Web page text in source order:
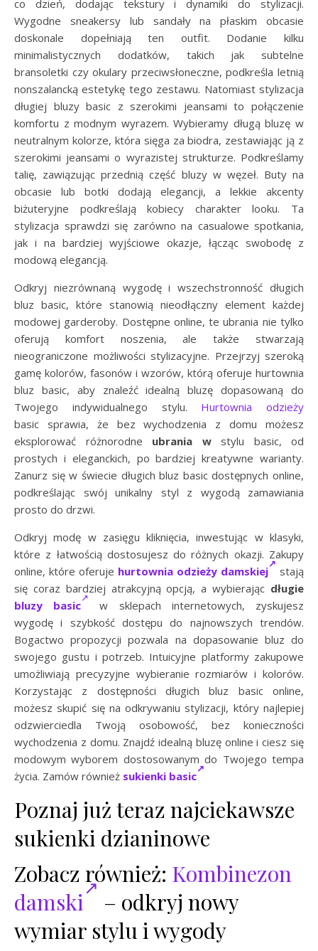
co dzień, dodając tekstury i dynamiki do stylizacji.
Wygodne sneakersy lub sandały na płaskim obcasie
doskonale dopełniają ten outfit. Dodanie kilku
minimalistycznych dodatków, takich jak subtelne
bransoletki czy okulary przeciwsłoneczne, podkreśla letnią
nonszalancką estetykę tego zestawu. Natomiast stylizacja
długiej bluzy basic z szerokimi jeansami to połączenie
komfortu z modnym wyrazem. Wybieramy długą bluzę w
neutralnym kolorze, która sięga za biodra, zestawiając ją z
szerokimi jeansami o wyrazistej strukturze. Podkreślamy
talię, zawiązując przednią część bluzy w węzeł. Buty na
obcasie lub botki dodają elegancji, a lekkie akcenty
biżuteryjne podkreślają kobiecy charakter looku. Ta
stylizacja sprawdzi się zarówno na casualowe spotkania,
jak i na bardziej wyjściowe okazje, łącząc swobodę z
modową elegancją.
Odkryj niezrównaną wygodę i wszechstronność długich
bluz basic, które stanowią nieodłączny element każdej
modowej garderoby. Dostępne online, te ubrania nie tylko
oferują komfort noszenia, ale także stwarzają
nieograniczone możliwości stylizacyjne. Przejrzyj szeroką
gamę kolorów, fasonów i wzorów, którą oferuje hurtownia
bluz basic, aby znaleźć idealną bluzę dopasowaną do
Twojego indywidualnego stylu. Hurtownia odzieży
basic sprawia, że bez wychodzenia z domu możesz
eksplorować różnorodne ubrania wstylu basic, od
prostych i eleganckich, po bardziej kreatywne warianty.
Zanurz się w świecie długich bluz basic dostępnych online,
podkreślając swój unikalny styl z wygodą zamawiania
prosto do drzwi.
Odkryj modę w zasięgu kliknięcia, inwestując w klasyki,
które z łatwością dostosujesz do różnych okazji. Zakupy
online, które oferuje hurtownia odzieży damskiej
stają
się coraz bardziej atrakcyjną opcją, a wybierając długie
bluzy basic
w sklepach internetowych, zyskujesz
wygodę i szybkość dostępu do najnowszych trendów.
Bogactwo propozycji pozwala na dopasowanie bluz do
swojego gustu i potrzeb. Intuicyjne platformy zakupowe
umożliwiają precyzyjne wybieranie rozmiarów i kolorów.
Korzystając z dostępności długich bluz basic online,
możesz skupić się na odkrywaniu stylizacji, który najlepiej
odzwierciedla Twoją osobowość, bez konieczności
wychodzenia z domu. Znajdź idealną bluzę online i ciesz się
modowym wyborem dostosowanym do Twojego tempa
życia. Zamów również sukienki basic
Poznaj już teraz najciekawsze
sukienki dzianinowe
Zobacz również: Kombinezon
damski
– odkryj nowy
wymiar stylu i wygody